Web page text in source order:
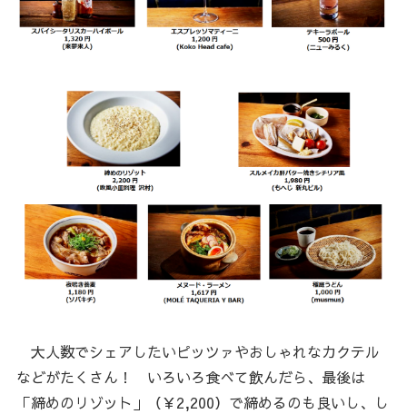
大人数でシェアしたいピッツァやおしゃれなカクテル
などがたくさん！ いろいろ食べて飲んだら、最後は
「締めのリゾット」（￥2,200）で締めるのも良いし、し